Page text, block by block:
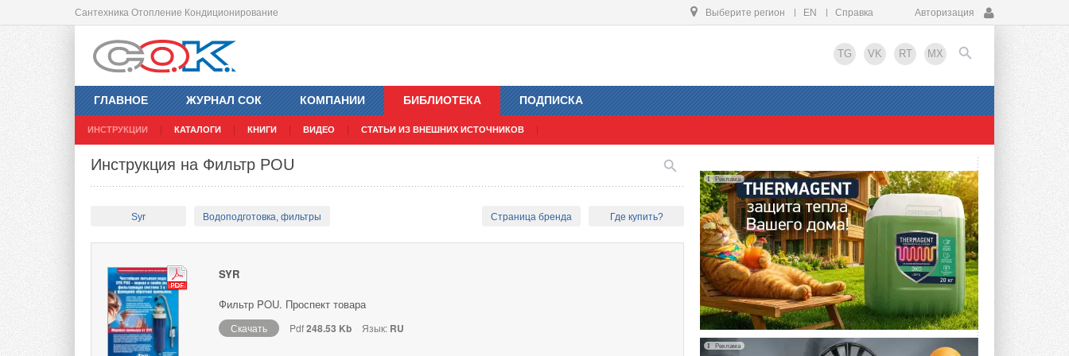
Сантехника Отопление Кондиционирование Выберите регион EN Справка Авторизация
TG VK RT MX
ГЛАВНОЕ ЖУРНАЛ СОК КОМПАНИИ БИБЛИОТЕКА
ИНСТРУКЦИИ КАТАЛОГИ КНИГИ ВИДЕО СТАТЬИ ИЗ ВНЕШНИХ ИСТОЧНИКОВ
ПОДПИСКА
EN
Инструкция на Фильтр POU
Syr Водоподготовка, фильтры Страница бренда Где купить?
SYR
Фильтр POU. Проспект товара
Скачать Pdf248.53 Kb Язык: RU
Реклама
Реклама